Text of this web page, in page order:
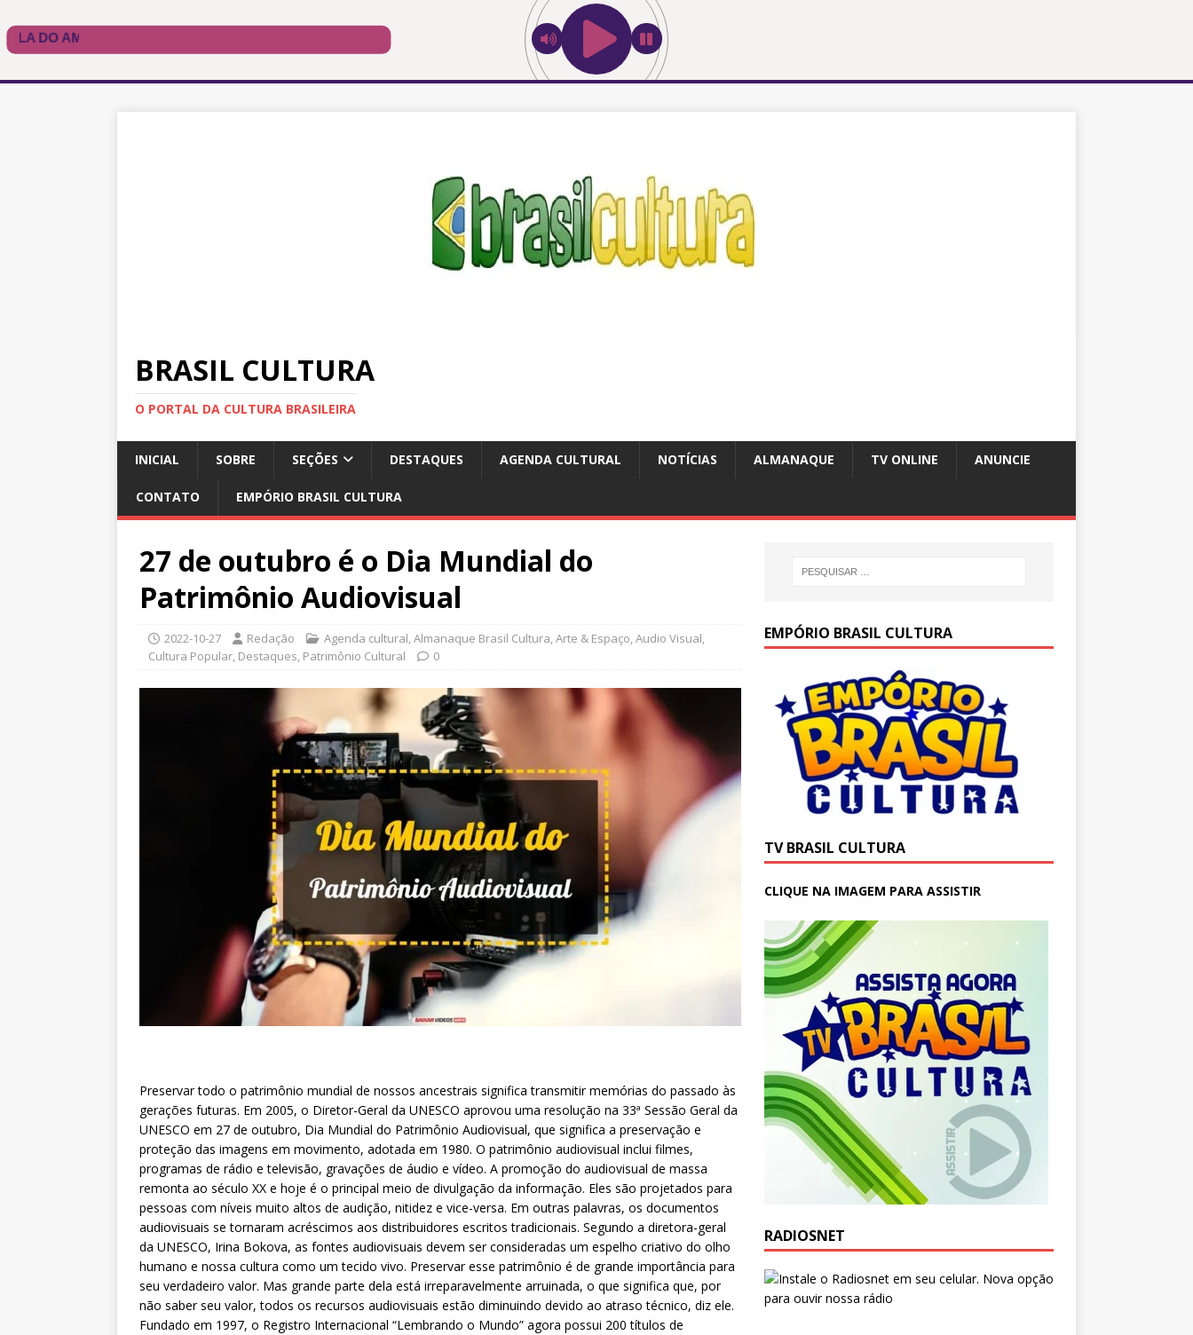
BRASIL CULTURA
O PORTAL DA CULTURA BRASILEIRA
INICIAL SOBRE SEÇÕES DESTAQUES AGENDA CULTURAL NOTÍCIAS ALMANAQUE TV ONLINE ANUNCIE
CONTATO EMPÓRIO BRASIL CULTURA
27 de outubro é o Dia Mundial do
Patrimônio Audiovisual
2022-10-27 Redação Agenda cultural,Almanaque Brasil Cultura,Arte & Espaço,Audio Visual,
Cultura Popular, Destaques, Patrimônio Cultural 0
Preservar todo o patrimônio mundial de nossos ancestrais significa transmitir memórias do passado às
gerações futuras. Em 2005, o Diretor-Geral da UNESCO aprovou uma resolução na 33ª Sessão Geral da
UNESCO em 27 de outubro, Dia Mundial do Patrimônio Audiovisual, que significa a preservação e
proteção das imagens em movimento, adotada em 1980. O patrimônio audiovisual inclui filmes,
programas de rádio e televisão, gravações de áudio e vídeo. A promoção do audiovisual de massa
remonta ao século XX e hoje é o principal meio de divulgação da informação. Eles são projetados para
pessoas com níveis muito altos de audição, nitidez e vice-versa. Em outras palavras, os documentos
audiovisuais se tornaram acréscimos aos distribuidores escritos tradicionais. Segundo a diretora-geral
da UNESCO, Irina Bokova, as fontes audiovisuais devem ser consideradas um espelho criativo do olho
humano e nossa cultura como um tecido vivo. Preservar esse patrimônio é de grande importância para
seu verdadeiro valor. Mas grande parte dela está irreparavelmente arruinada, o que significa que, por
não saber seu valor, todos os recursos audiovisuais estão diminuindo devido ao atraso técnico, diz ele.
Fundado em 1997, o Registro Internacional “Lembrando o Mundo” agora possui 200 títulos de
EMPÓRIO BRASIL CULTURA
TV BRASIL CULTURA
CLIQUE NA IMAGEM PARA ASSISTIR
RADIOSNET